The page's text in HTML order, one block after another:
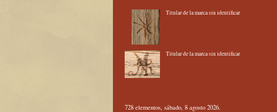
Titular de la marca sin identificar
Titular de la marca sin identificar
728 elementos, sábado, 8 agosto 2026.